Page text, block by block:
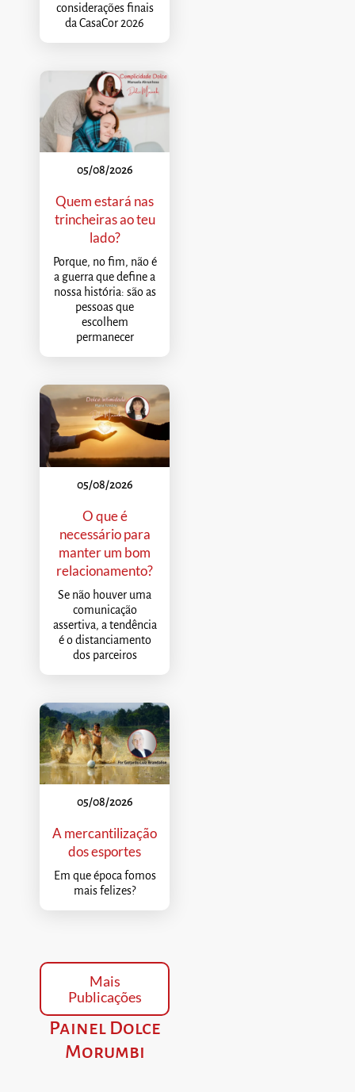
considerações finais
da CasaCor 2026
05/08/2026
Quem estará nas
trincheiras ao teu
lado?
Porque, no fim, não é
a guerra que define a
nossa história: são as
pessoas que
escolhem
permanecer
05/08/2026
O que é
necessário para
manter um bom
relacionamento?
Se não houver uma
comunicação
assertiva, a tendência
é o distanciamento
dos parceiros
05/08/2026
A mercantilização
dos esportes
Em que época fomos
mais felizes?
Mais
Publicações
Painel Dolce
Morumbi